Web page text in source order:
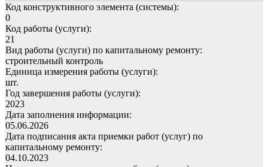
Код конструктивного элемента (системы):
0
Код работы (услуги):
21
Вид работы (услуги) по капитальному ремонту:
строительный контроль
Единица измерения работы (услуги):
шт.
Год завершения работы (услуги):
2023
Дата заполнения информации:
05.06.2026
Дата подписания акта приемки работ (услуг) по
капитальному ремонту:
04.10.2023